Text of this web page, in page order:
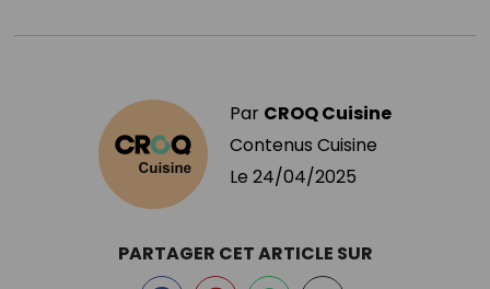
Par CROQ Cuisine
Contenus Cuisine
Le 24/04/2025
PARTAGER CET ARTICLE SUR